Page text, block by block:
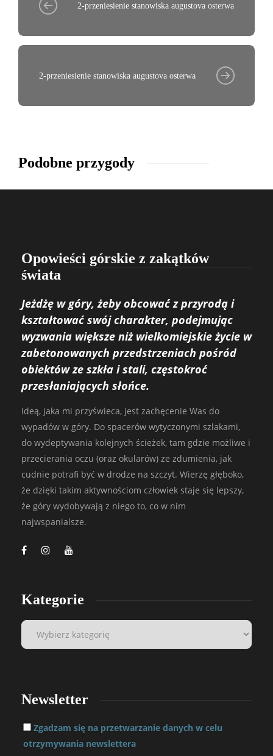
2-przeniesienie stanowiska augustova osterwa
2-przeniesienie stanowiska augustova osterwa
Podobne przygody
Opowieści górskie z zakątków
świata
Jeżdżę w góry, żeby obcować z przyrodą i
kształtować swój charakter, podejmując
wyzwania większe niż wielkomiejskie życie w
zabetonowanych przedstrzeniach pośród
obiektów ze szkła i stali, częstokroć
przesłaniających słońce.
Ideą, jaka mi przyświeca, jest zachęcenie Was do
wypadów w góry. Do spacerów wytyczonymi szlakami,
do wydeptywania kolejnych ścieżek, tam gdzie możliwe i
przecierania oczu (oraz okularów) ze zdumienia, jak
cudnie potrafi być w drodze na szczyt. Wierzę głęboko,
że dzięki takim aktywnościom człowiek staje się lepszy,
że góry wydobywają z niego to, co w nim
najwspanialsze.
Kategorie
Newsletter
Zgadzam się na przetwarzanie danych w celu
otrzymywania newslettera